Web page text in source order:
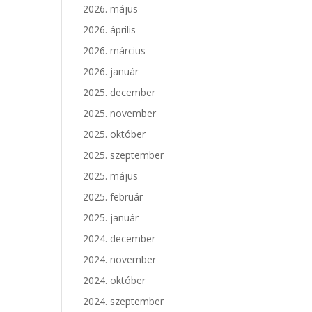
2026. május
2026. április
2026. március
2026. január
2025. december
2025. november
2025. október
2025. szeptember
2025. május
2025. február
2025. január
2024. december
2024. november
2024. október
2024. szeptember